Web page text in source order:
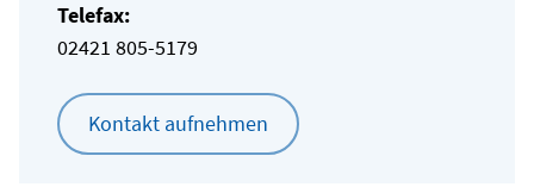
Telefax:
02421 805-5179
Kontakt aufnehmen